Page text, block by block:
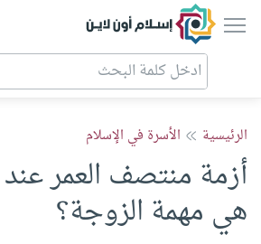
إسلام أون لاين
الرئيسية الأسرة في الإسلام
أزمة منتصف العمر
هي مهمة الزوجة؟